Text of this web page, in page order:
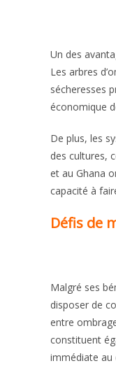
Un des
Les arbres
sécheresses
économique
De plus, les
des cultures,
et au Ghana
capacité à
Défis de
Malgré ses
disposer de
entre
constituent
immédiate au